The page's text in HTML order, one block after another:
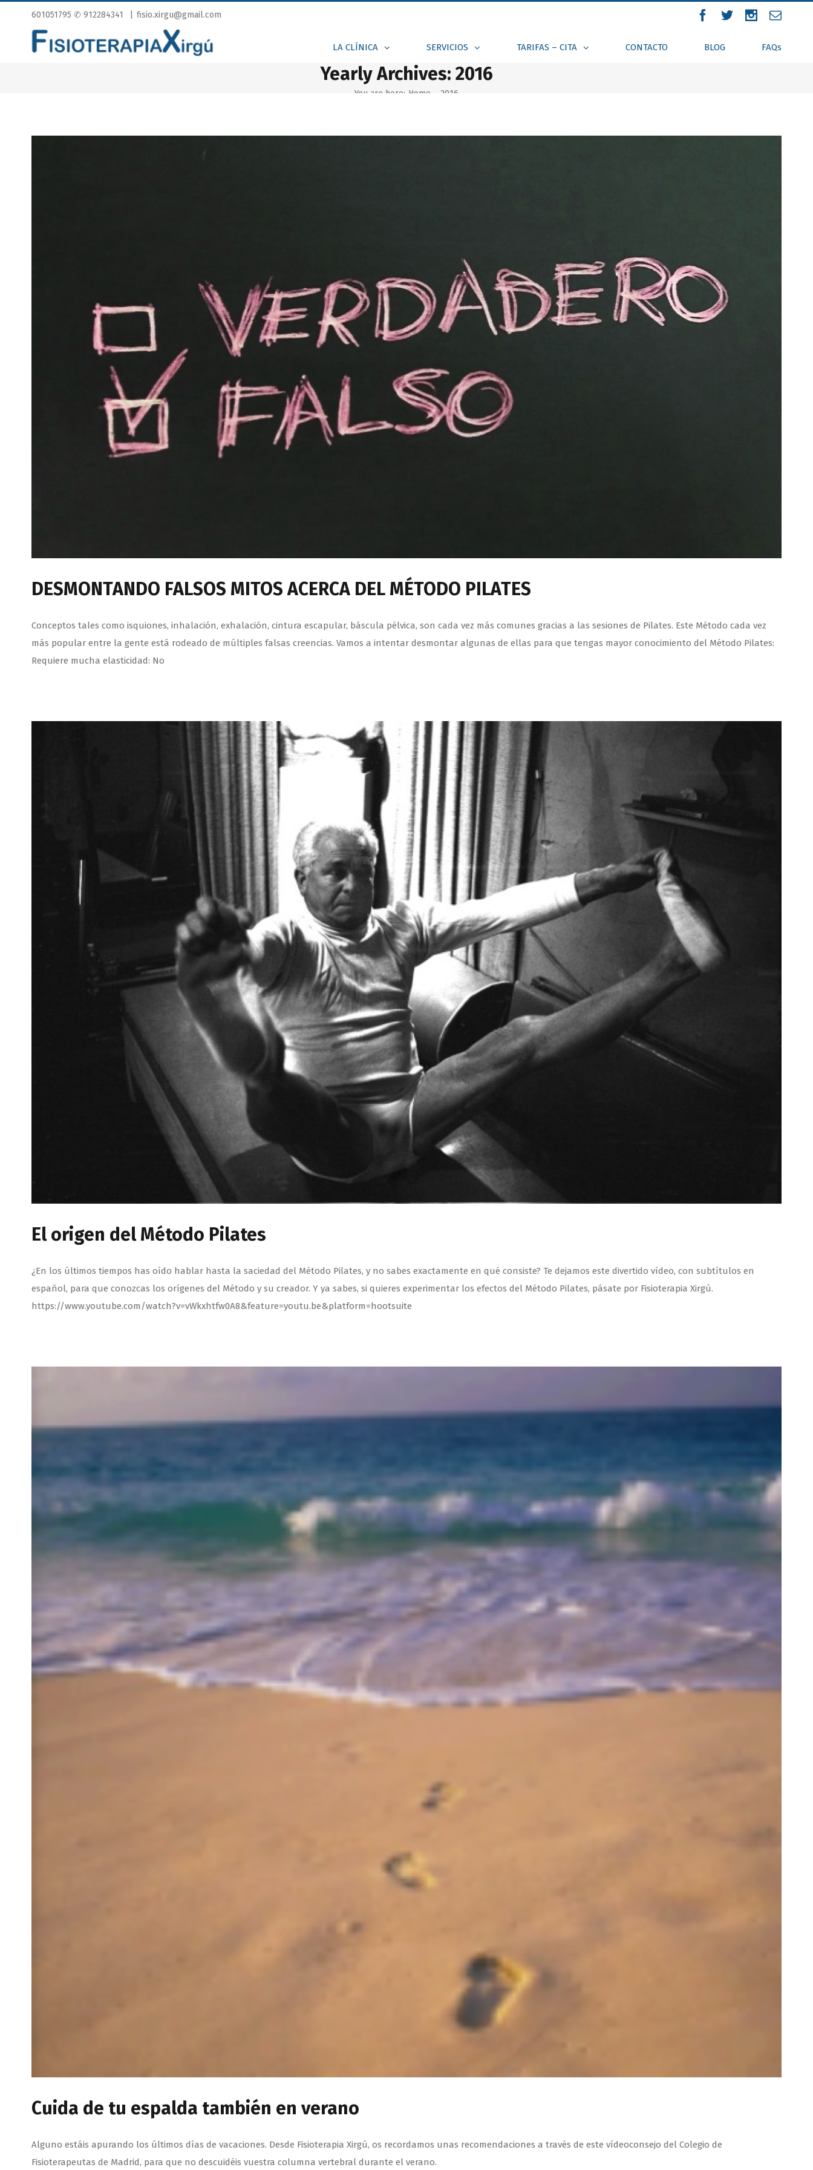
601051795 ✆ 912284341 fisio.xirgu@gmail.com
LA CLÍNICA SERVICIOS TARIFAS – CITA CONTACTO BLOG FAQs
Yearly Archives: 2016
You are here: Home 2016
DESMONTANDO FALSOS MITOS ACERCA DEL MÉTODO PILATES
Conceptos tales como isquiones, inhalación, exhalación, cintura escapular, báscula pélvica, son cada vez más comunes gracias a las sesiones de Pilates. Este Método cada vez
más popular entre la gente está rodeado de múltiples falsas creencias. Vamos a intentar desmontar algunas de ellas para que tengas mayor conocimiento del Método Pilates:
Requiere mucha elasticidad: No
El origen del Método Pilates
¿En los últimos tiempos has oído hablar hasta la saciedad del Método Pilates, y no sabes exactamente en qué consiste? Te dejamos este divertido vídeo, con subtítulos en
español, para que conozcas los orígenes del Método y su creador. Y ya sabes, si quieres experimentar los efectos del Método Pilates, pásate por Fisioterapia Xirgú.
https://www.youtube.com/watch?v=vWkxhtfw0A8&feature=youtu.be&platform=hootsuite
Cuida de tu espalda también en verano
Alguno estáis apurando los últimos días de vacaciones. Desde Fisioterapia Xirgú, os recordamos unas recomendaciones a través de este‪ vídeoconsejo del Colegio de
Fisioterapeutas de Madrid, para que no descuidéis vuestra columna vertebral durante el verano.